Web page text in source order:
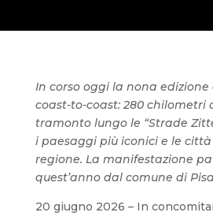
In corso oggi la nona
coast-to-coast: 280 chilometri
tramonto lungo le “Strade
i paesaggi più iconici e le città
regione. La manifestazione
quest’anno dal comune di
20 giugno 2026 – In